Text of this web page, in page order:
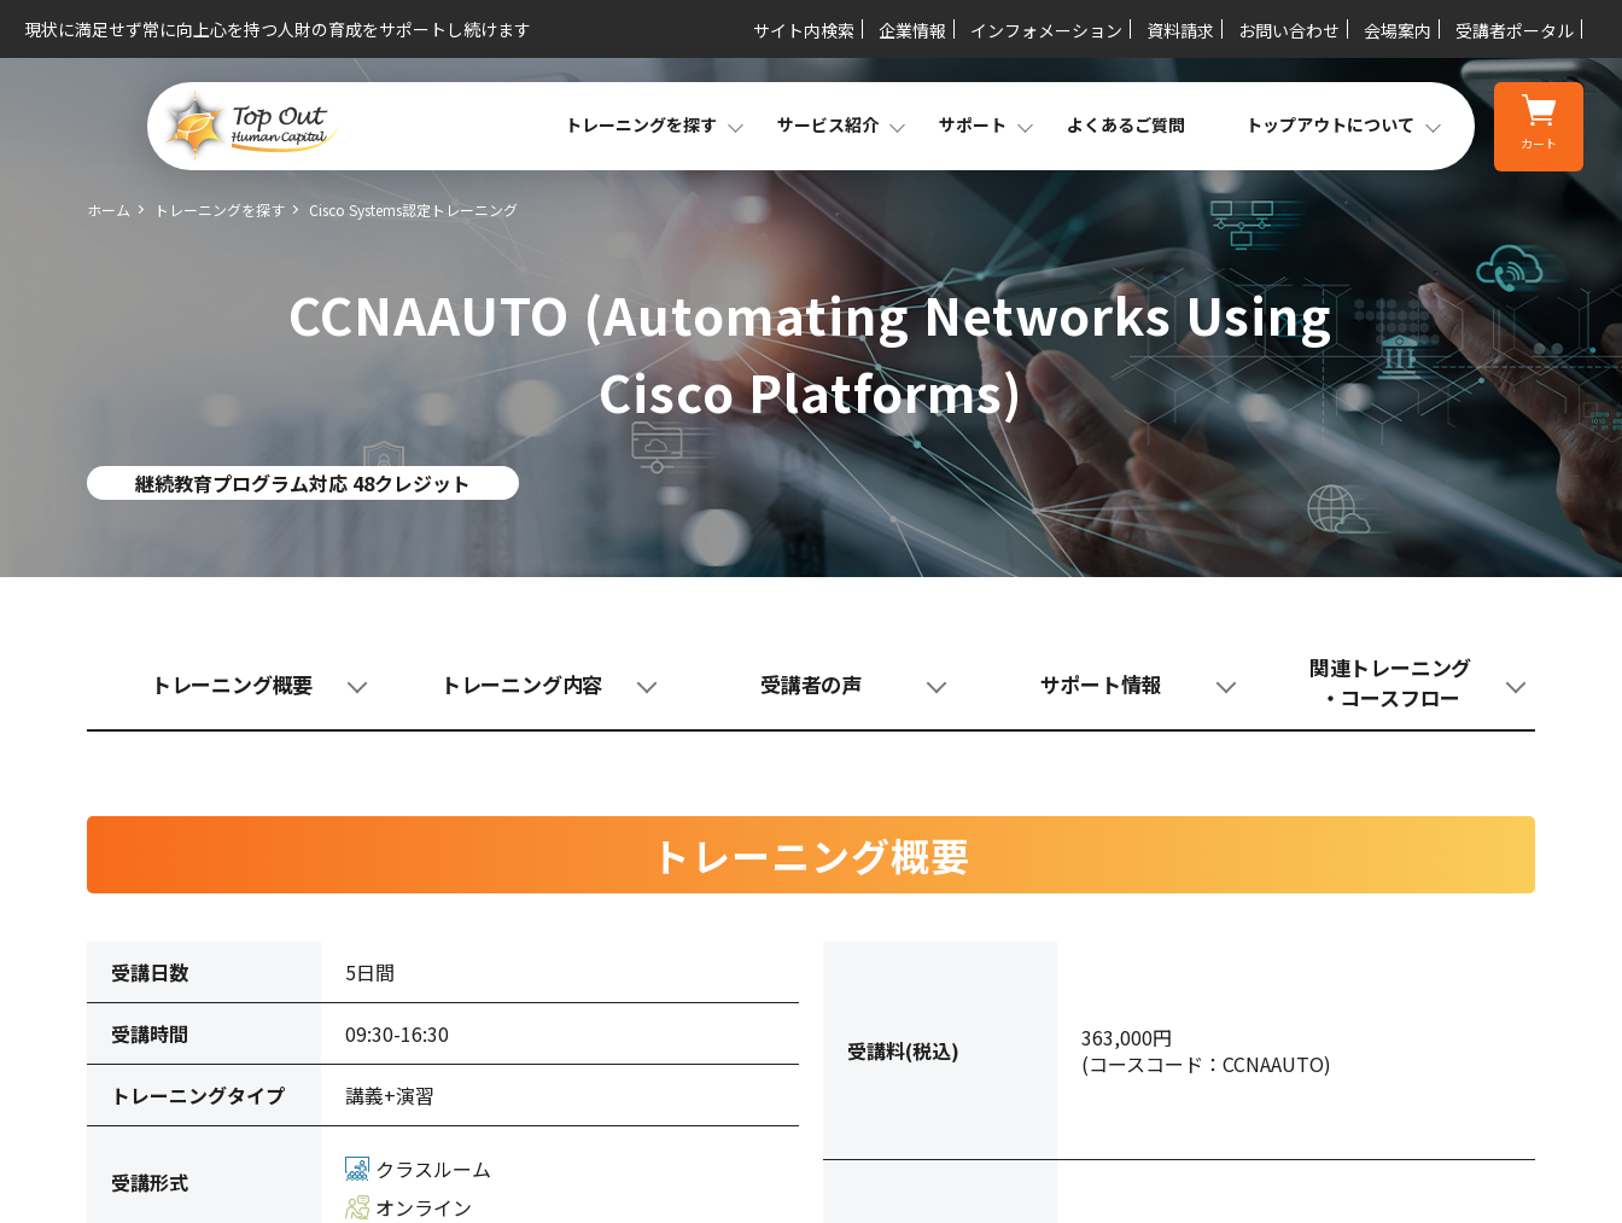
現状に満足せず常に向上心を持つ人財の育成をサポートし続けます サイト内検索 企業情報 インフォメーション 資料請求 お問い合わせ 会場案内 受講者ポータル
トレーニングを探す サービス紹介 サポート よくあるご質問 トップアウトについて
カート
ホーム トレーニングを探す Cisco Systems認定トレーニング
CCNAAUTO (Automating Networks Using
Cisco Platforms)
継続教育プログラム対応 48クレジット
トレーニング概要 トレーニング内容 受講者の声 サポート情報
関連トレーニング
・コースフロー
トレーニング概要
受講日数 5日間
受講時間 09:30-16:30
トレーニングタイプ 講義+演習
受講形式
クラスルーム
オンライン
受講料(税込)
363,000円
(コースコード：CCNAAUTO)